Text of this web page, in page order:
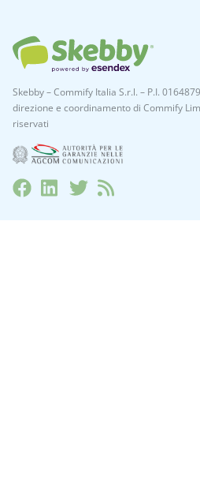
Skebby – Commify Italia S.r.l. – P.I.
direzione e coordinamento di Commify
riservati